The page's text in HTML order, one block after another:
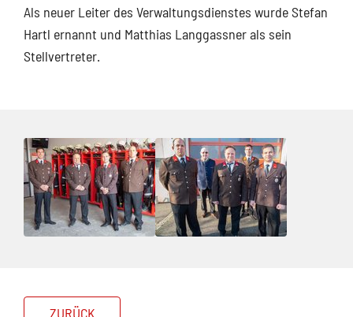
Als neuer Leiter des Verwaltungsdienstes wurde Stefan
Hartl ernannt und Matthias Langgassner als sein
Stellvertreter.
ZURÜCK